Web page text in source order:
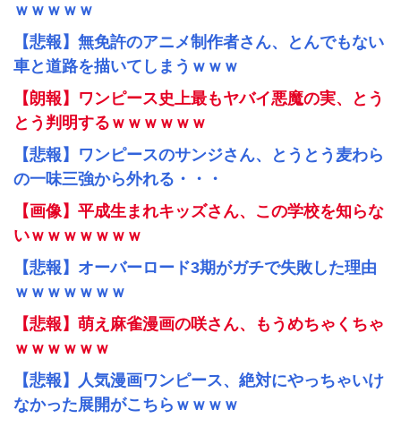
ｗｗｗｗｗ
【悲報】無免許のアニメ制作者さん、とんでもない
車と道路を描いてしまうｗｗｗ
【朗報】ワンピース史上最もヤバイ悪魔の実、とう
とう判明するｗｗｗｗｗｗ
【悲報】ワンピースのサンジさん、とうとう麦わら
の一味三強から外れる・・・
【画像】平成生まれキッズさん、この学校を知らな
いｗｗｗｗｗｗｗ
【悲報】オーバーロード3期がガチで失敗した理由
ｗｗｗｗｗｗｗ
【悲報】萌え麻雀漫画の咲さん、もうめちゃくちゃ
ｗｗｗｗｗｗ
【悲報】人気漫画ワンピース、絶対にやっちゃいけ
なかった展開がこちらｗｗｗｗ